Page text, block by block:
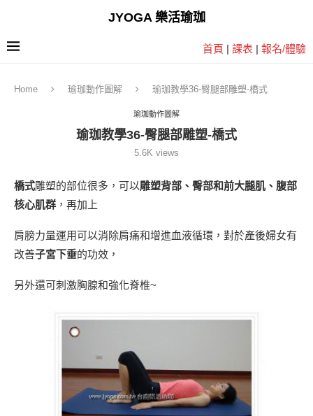
JYOGA 樂活瑜珈
首頁 | 課表 | 報名/體驗
Home 瑜珈動作圖解 瑜珈教學36-臀腿部雕塑-橋式
瑜珈動作圖解
瑜珈教學36-臀腿部雕塑-橋式
5.6K views
橋式雕塑的部位很多，可以雕塑背部、臀部和前大腿肌、腹部
核心肌群 ，再加上
肩膀力量運用可以消除肩痛和增進血液循環，對於產後婦女有
改善子宮下垂的功效，
另外還可刺激胸腺和強化脊椎~